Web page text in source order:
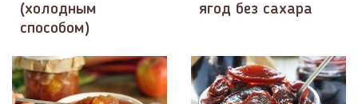
(холодным
способом)
ягод без сахара